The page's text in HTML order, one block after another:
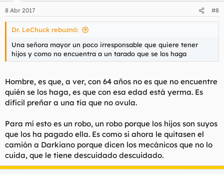
8 Abr 2017 #8
Dr. LeChuck rebuznó:
Una señora mayor un poco irresponsable que quiere tener
hijos y como no encuentra a un tarado que se los haga
Hombre, es que, a ver, con 64 años no es que no encuentre
quién se los haga, es que con esa edad está yerma. Es
difícil preñar a una tía que no ovula.
Para mí esto es un robo, un robo porque los hijos son suyos
que los ha pagado ella. Es como si ahora le quitasen el
camión a Darkiano porque dicen los mecánicos que no lo
cuida, que le tiene descuidado descuidado.